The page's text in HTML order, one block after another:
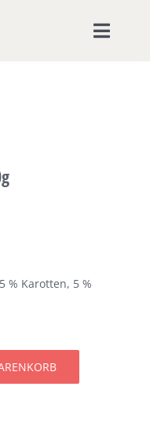
Toggle
% Karotten, 5 %